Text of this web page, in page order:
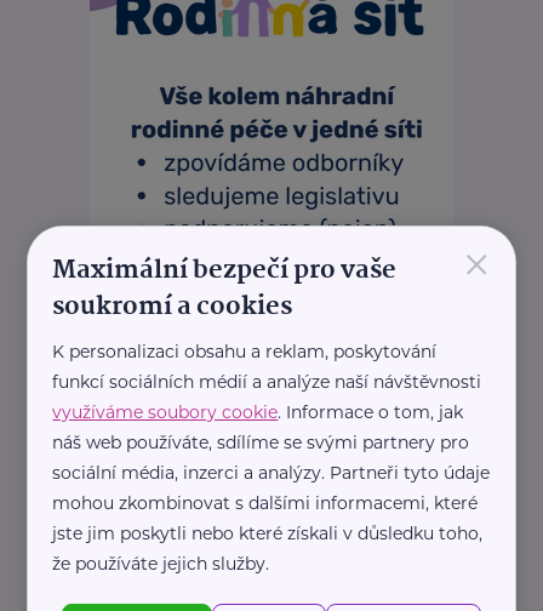
×
Maximální bezpečí pro vaše
soukromí a cookies
K personalizaci obsahu a reklam, poskytování
funkcí sociálních médií a analýze naší návštěvnosti
využíváme soubory cookie. Informace o tom, jak
náš web používáte, sdílíme se svými partnery pro
sociální média, inzerci a analýzy. Partneři tyto údaje
mohou zkombinovat s dalšími informacemi, které
jste jim poskytli nebo které získali v důsledku toho,
že používáte jejich služby.